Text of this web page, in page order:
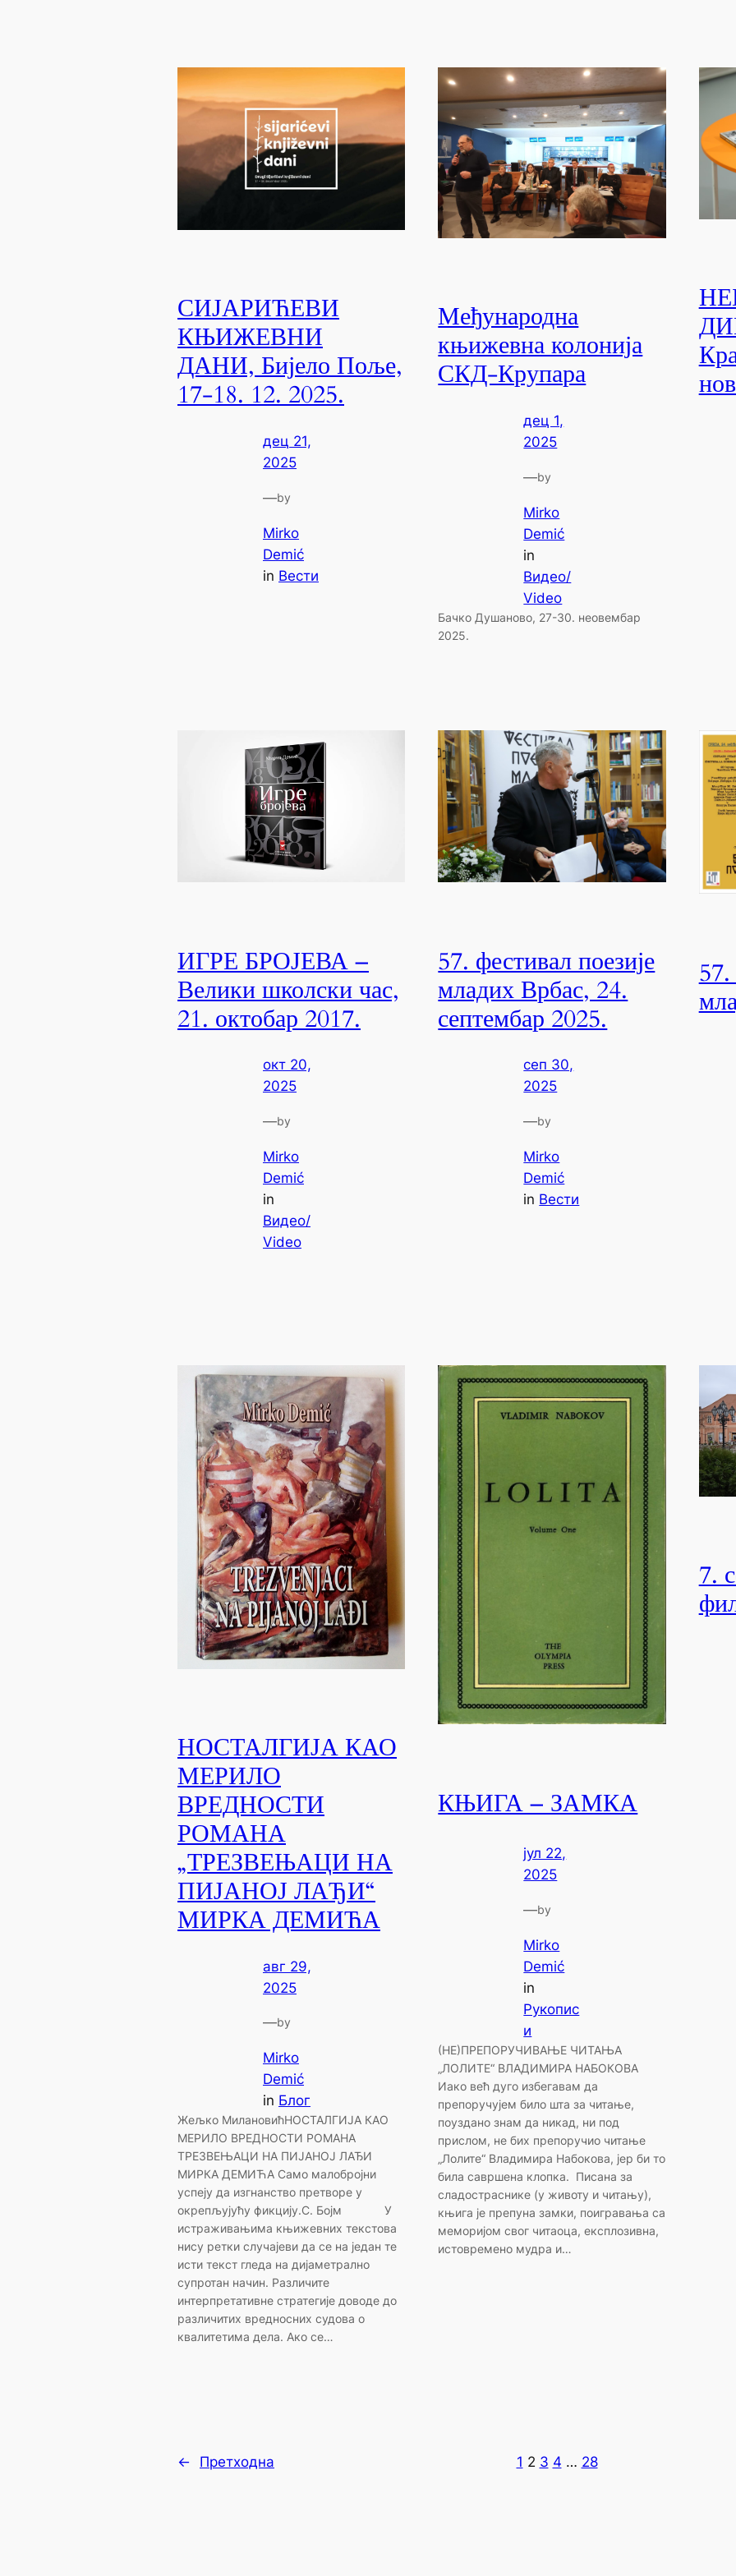
СИЈАРИЋЕВИ
КЊИЖЕВНИ
ДАНИ, Бијело Поље,
17-18. 12. 2025.
дец 21,
2025
—by
Mirko
Demić
in Вести
Међународна
књижевна колонија
СКД-Крупара
дец 1,
2025
—by
Mirko
Demić
in
Видео/
Video
Бачко Душаново, 27-30. неовембар
2025.
ИГРЕ БРОЈЕВА –
Велики школски час,
21. октобар 2017.
окт 20,
2025
—by
Mirko
Demić
in
Видео/
Video
57. фестивал поезије
младих Врбас, 24.
септембар 2025.
сеп 30,
2025
—by
Mirko
Demić
in Вести
57.
НОСТАЛГИЈА КАО
МЕРИЛО
ВРЕДНОСТИ
РОМАНА
„ТРЕЗВЕЊАЦИ НА
ПИЈАНОЈ ЛАЂИ“
МИРКА ДЕМИЋА
авг 29,
2025
—by
Mirko
Demić
in Блог
Жељко МилановићНОСТАЛГИЈА КАО
МЕРИЛО ВРЕДНОСТИ РОМАНА
ТРЕЗВЕЊАЦИ НА ПИЈАНОЈ ЛАЂИ
МИРКА ДЕМИЋА Само малобројни
успеју да изгнанство претворе у
окрепљујућу фикцију.С. Бојм У
истраживањима књижевних текстова
нису ретки случајеви да се на један те
исти текст гледа на дијаметрално
супротан начин. Различите
интерпретативне стратегије доводе до
различитих вредносних судова о
квалитетима дела. Ако се…
КЊИГА – ЗАМКА
јул 22,
2025
—by
Mirko
Demić
in
Рукопис
и
(НЕ)ПРЕПОРУЧИВАЊЕ ЧИТАЊА
„ЛОЛИТЕ“ ВЛАДИМИРА НАБОКОВА
Иако већ дуго избегавам да
препоручујем било шта за читање,
поуздано знам да никад, ни под
прислом, не бих препоручио читање
„Лолите“ Владимира Набокова, јер би то
била савршена клопка. Писана за
сладостраснике (у животу и читању),
књига је препуна замки, поигравања са
меморијом свог читаоца, експлозивна,
истовремено мудра и…
7.
← Претходна 1 2 3 4 … 28